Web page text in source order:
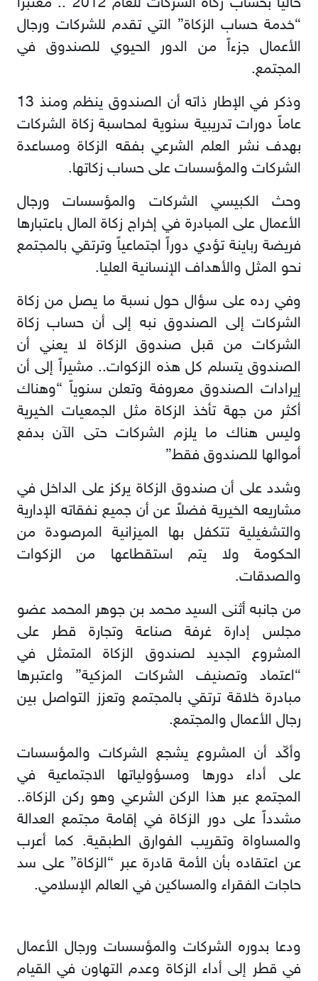
“خدمة حساب الزكاة” التي تقدم للشركات ورجال
الأعمال جزءاً من الدور الحيوي للصندوق في
المجتمع.
وذكر في الإطار ذاته أن الصندوق ينظم ومنذ 13
عاماً دورات تدريبية سنوية لمحاسبة زكاة الشركات
بهدف نشر العلم الشرعي بفقه الزكاة ومساعدة
الشركات والمؤسسات على حساب زكاتها.
وحث الكبيسي الشركات والمؤسسات ورجال
الأعمال على المبادرة في إخراج زكاة المال باعتبارها
فريضة رباينة تؤدي دوراً اجتماعياً وترتقي بالمجتمع
نحو المثل والأهداف الإنسانية العليا.
وفي رده على سؤال حول نسبة ما يصل من زكاة
الشركات إلى الصندوق نبه إلى أن حساب زكاة
الشركات من قبل صندوق الزكاة لا يعني أن
الصندوق يتسلم كل هذه الزكوات.. مشيراً إلى أن
إيرادات الصندوق معروفة وتعلن سنوياً “وهناك
أكثر من جهة تأخذ الزكاة مثل الجمعيات الخيرية
وليس هناك ما يلزم الشركات حتى الآن بدفع
أموالها للصندوق فقط”
وشدد على أن صندوق الزكاة يركز على الداخل في
مشاريعه الخيرية فضلاً عن أن جميع نفقاته الإدارية
والتشغيلية تتكفل بها الميزانية المرصودة من
الحكومة ولا يتم استقطاعها من الزكوات
والصدقات.
من جانبه أثنى السيد محمد بن جوهر المحمد عضو
مجلس إدارة غرفة صناعة وتجارة قطر على
المشروع الجديد لصندوق الزكاة المتمثل في
“اعتماد وتصنيف الشركات المزكية” واعتبرها
مبادرة خلاقة ترتقي بالمجتمع وتعزز التواصل بين
رجال الأعمال والمجتمع.
وأكّد أن المشروع يشجع الشركات والمؤسسات
على أداء دورها ومسؤولياتها الاجتماعية في
المجتمع عبر هذا الركن الشرعي وهو ركن الزكاة..
مشدداً على دور الزكاة في إقامة مجتمع العدالة
والمساواة وتقريب الفوارق الطبقية. كما أعرب
عن اعتقاده بأن الأمة قادرة عبر “الزكاة” على سد
حاجات الفقراء والمساكين في العالم الإسلامي.
ودعا بدوره الشركات والمؤسسات ورجال الأعمال
في قطر إلى أداء الزكاة وعدم التهاون في القيام